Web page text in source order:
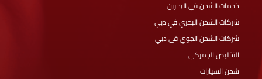
خدمات الشحن في البحرين
شركات الشحن البحري في دبي
شركات الشحن الجوي فى دبي
التخليص الجمركي
شحن السيارات